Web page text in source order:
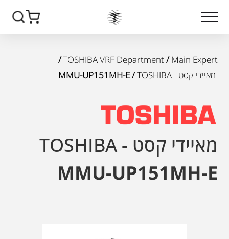
Main Expert
/
TOSHIBA VRF Department
/
מאיידי קסט - TOSHIBA
/ MMU-UP151MH-E
מאיידי קסט - TOSHIBA
MMU-UP151MH-E